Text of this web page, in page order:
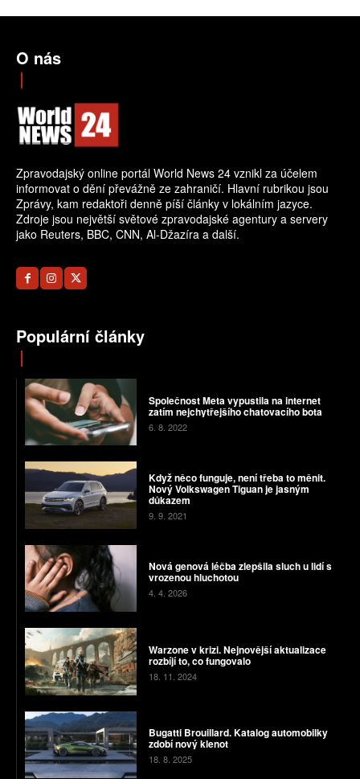
O nás
Zpravodajský online portál World News 24 vznikl za účelem
informovat o dění převážně ze zahraničí. Hlavní rubrikou jsou
Zprávy, kam redaktoři denně píší články v lokálním jazyce.
Zdroje jsou největší světové zpravodajské agentury a servery
jako Reuters, BBC, CNN, Al-Džazíra a další.
Populární články
Společnost Meta vypustila na internet
zatím nejchytřejšího chatovacího bota
6. 8. 2022
Když něco funguje, není třeba to měnit.
Nový Volkswagen Tiguan je jasným
důkazem
9. 9. 2021
Nová genová léčba zlepšila sluch u lidí s
vrozenou hluchotou
4. 4. 2026
Warzone v krizi. Nejnovější aktualizace
rozbíjí to, co fungovalo
18. 11. 2024
Bugatti Brouillard. Katalog automobilky
zdobí nový klenot
18. 8. 2025